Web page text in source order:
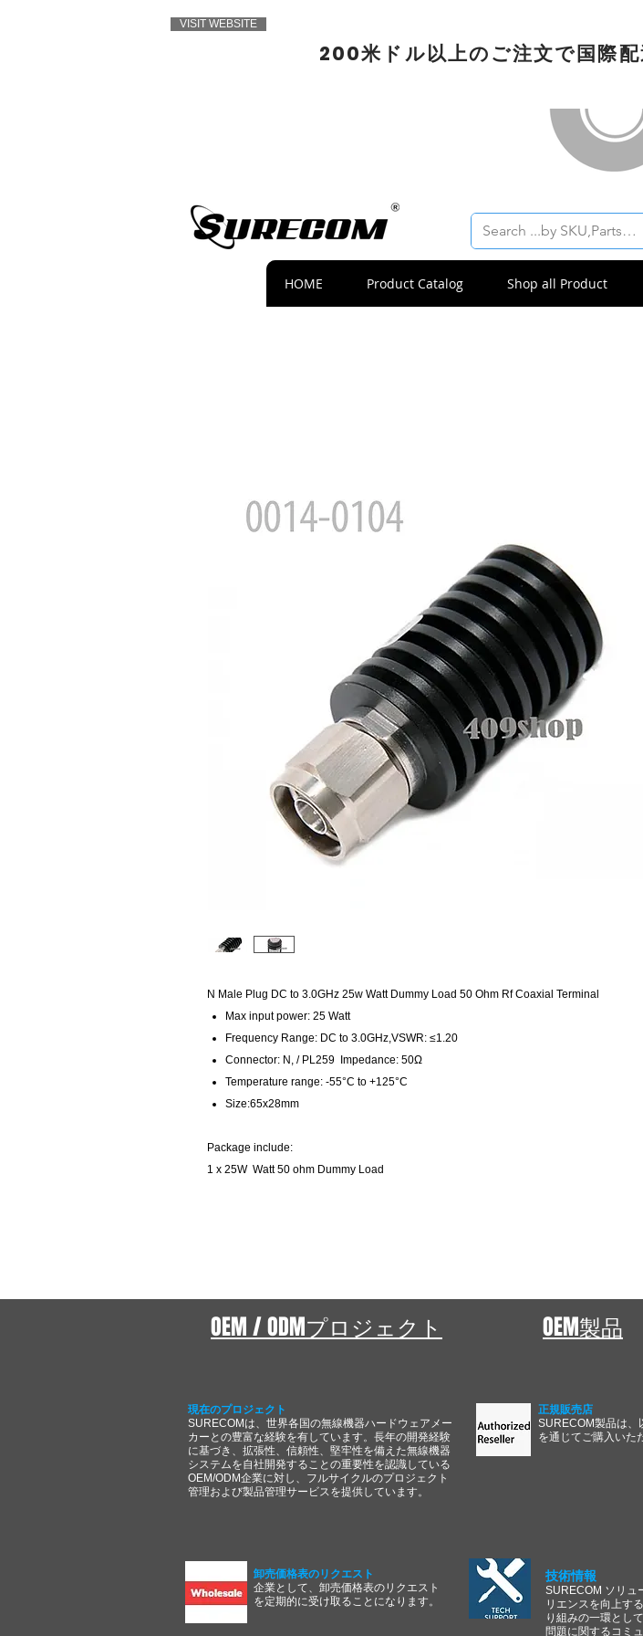
VISIT WEBSITE
200米ドル以上のご注文で国際
HOME Product Catalog Shop all Product
N Male Plug DC to 3.0GHz 25w Watt Dummy Load 50 Ohm Rf Coaxial Terminal
Max input power: 25 Watt
Frequency Range: DC to 3.0GHz,VSWR: ≤1.20
Connector: N, / PL259 Impedance: 50Ω
Temperature range: -55°C to +125°C
Size:65x28mm
Package include:
1 x 25W Watt 50 ohm Dummy Load
OEM / ODMプロジェクト
現在のプロジェクト
SURECOMは、世界各国の無線機器ハードウェアメー
カーとの豊富な経験を有しています。長年の開発経験
に基づき、拡張性、信頼性、堅牢性を備えた無線機器
システムを自社開発することの重要性を認識している
OEM/ODM企業に対し、フルサイクルのプロジェクト
管理および製品管理サービスを提供しています。
卸売価格表のリクエスト
企業として、卸売価格表のリクエスト
を定期的に受け取ることになります。
OEM製品
正規販売店
SURECOM製品は、
を通じてご購入いた
技術情報
SURECOM ソリュ
リエンスを向上す
り組みの一環とし
問題に関するコミ